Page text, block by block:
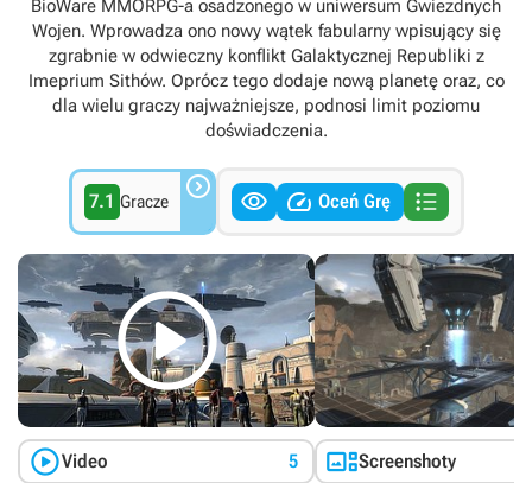
BioWare MMORPG-a osadzonego w uniwersum Gwiezdnych
Wojen. Wprowadza ono nowy wątek fabularny wpisujący się
zgrabnie w odwieczny konflikt Galaktycznej Republiki z
Imeprium Sithów. Oprócz tego dodaje nową planetę oraz, co
dla wielu graczy najważniejsze, podnosi limit poziomu
doświadczenia.
7.1 Gracze    Oceń Grę 

Video 5 Screenshoty